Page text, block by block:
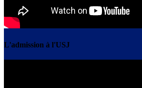
L'admission à l'USJ